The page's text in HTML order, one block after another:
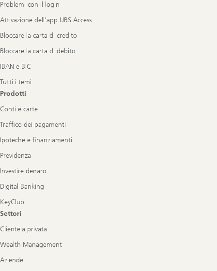
Problemi con il login
Attivazione dell'app UBS Access
Bloccare la carta di credito
Bloccare la carta di debito
IBAN e BIC
Tutti i temi
Prodotti
Conti e carte
Traffico dei pagamenti
Ipoteche e finanziamenti
Previdenza
Investire denaro
Digital Banking
KeyClub
Settori
Clientela privata
Wealth Management
Aziende